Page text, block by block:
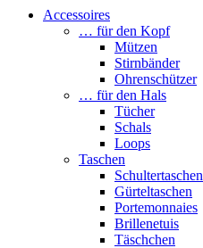
Accessoires
… für den Kopf
Mützen
Stirnbänder
Ohrenschützer
… für den Hals
Tücher
Schals
Loops
Taschen
Schultertaschen
Gürteltaschen
Portemonnaies
Brillenetuis
Täschchen